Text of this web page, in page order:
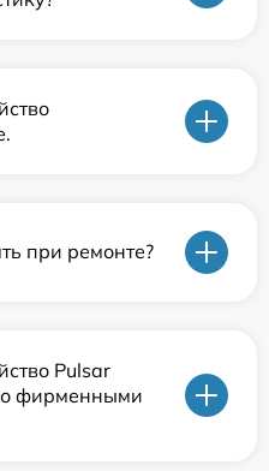
при ремонте?
Pulsar
фирменными